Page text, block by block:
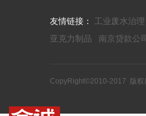
友情链接： 工业废水治理
亚克力制品
南京贷款公司
CopyRight©2010-2017 版